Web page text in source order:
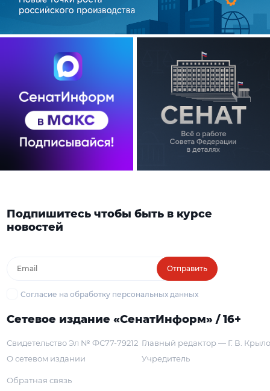
Подпишитесь чтобы быть в курсе
новостей
Отправить
Согласие на обработку персональных данных
Сетевое издание «СенатИнформ» / 16+
Свидетельство Эл № ФС77-79212
О сетевом издании
Главный редактор — Г. В.
Учредитель
Обратная связь